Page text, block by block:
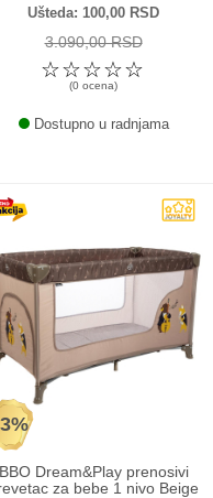
Ušteda 100,00 RSD
3.090,00 RSD
☆
☆
☆
☆
☆
(0 ocena)
Dostupno u radnjama
BBO Dream&Play prenosivi
za bebe 1 nivo Beige